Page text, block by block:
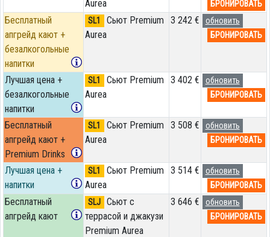
Aurea
БРОНИРОВАТЬ
Бесплатный
апгрейд кают +
безалкогольные
напитки
SL1
Сьют Premium
Aurea
3 242 €
обновить
БРОНИРОВАТЬ
Лучшая цена +
безалкогольные
напитки
SL1
Сьют Premium
Aurea
3 402 €
обновить
БРОНИРОВАТЬ
Бесплатный
апгрейд кают +
Premium Drinks
SL1
Сьют Premium
Aurea
3 508 €
обновить
БРОНИРОВАТЬ
Лучшая цена +
напитки
SL1
Сьют Premium
Aurea
3 514 €
обновить
БРОНИРОВАТЬ
Бесплатный
апгрейд кают
SLJ
Сьют с
террасой и джакузи
Premium Aurea
3 646 €
обновить
БРОНИРОВАТЬ